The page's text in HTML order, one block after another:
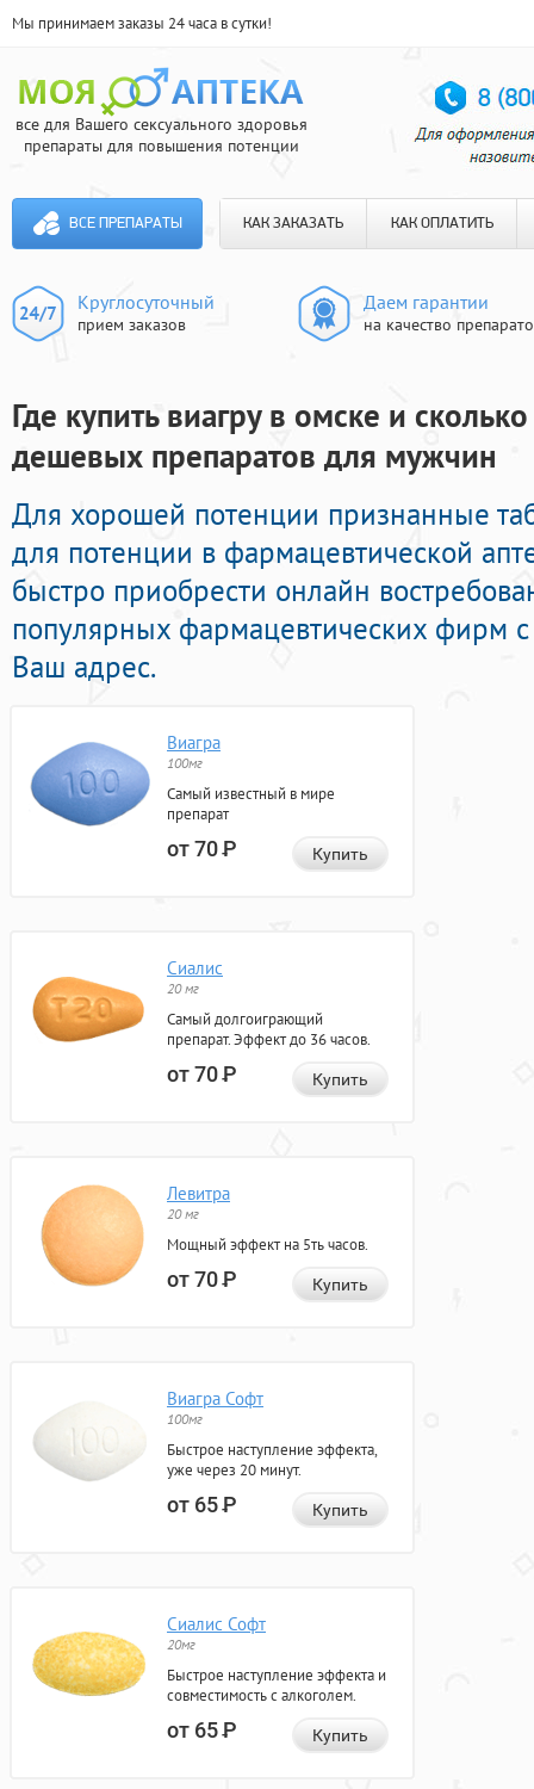
Мы принимаем заказы 24 часа в сутки!
все для Вашего сексуального здоровья
препараты для повышения потенции
ВСЕ ПРЕПАРАТЫ КАК ЗАКАЗАТЬ КАК ОПЛАТИТЬ
Круглосуточный
прием заказов
Даем гарантии
на качество
Где купить виагру в омске и
дешевых препаратов для мужчин
Для хорошей потенции признанные
для потенции в фармацевтической
быстро приобрести онлайн
популярных фармацевтических фирм с
Ваш адрес.
Виагра
100мг
Самый известный в мире
препарат
от 70Р Купить
Сиалис
20 мг
Самый долгоиграющий
препарат. Эффект до 36 часов.
от 70Р Купить
Левитра
20 мг
Мощный эффект на 5ть часов.
от 70Р Купить
Виагра Софт
100мг
Быстрое наступление эффекта,
уже через 20 минут.
от 65Р Купить
Сиалис Софт
20мг
Быстрое наступление эффекта и
совместимость с алкоголем.
от 65Р Купить